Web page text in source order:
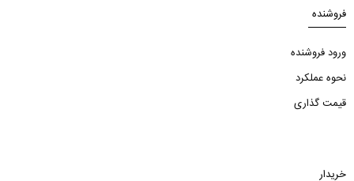
فروشنده
ورود فروشنده
نحوه عملکرد
قیمت گذاری
خریدار